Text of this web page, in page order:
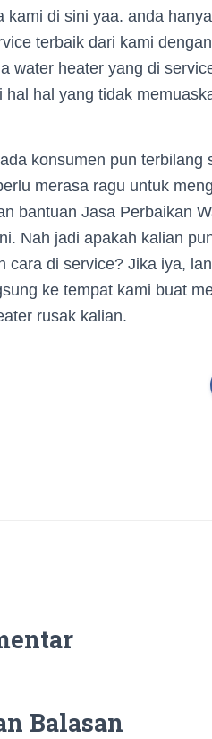
di sini yaa. anda
terbaik dari kami
water heater yang di
hal yang tidak
konsumen pun terbilang
merasa ragu untuk
bantuan Jasa Perbaikan
Nah jadi apakah kalian
cara di service? Jika iya,
ke tempat kami buat
rusak kalian.
Balasan